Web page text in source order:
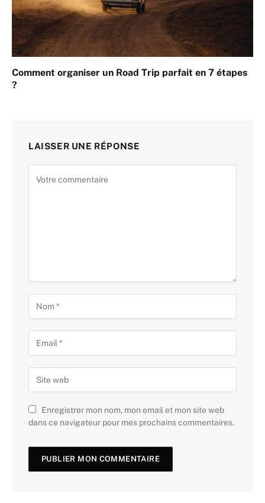
Comment organiser un Road Trip parfait en 7 étapes
?
LAISSER UNE RÉPONSE
Enregistrer mon nom, mon email et mon site web
dans ce navigateur pour mes prochains commentaires.